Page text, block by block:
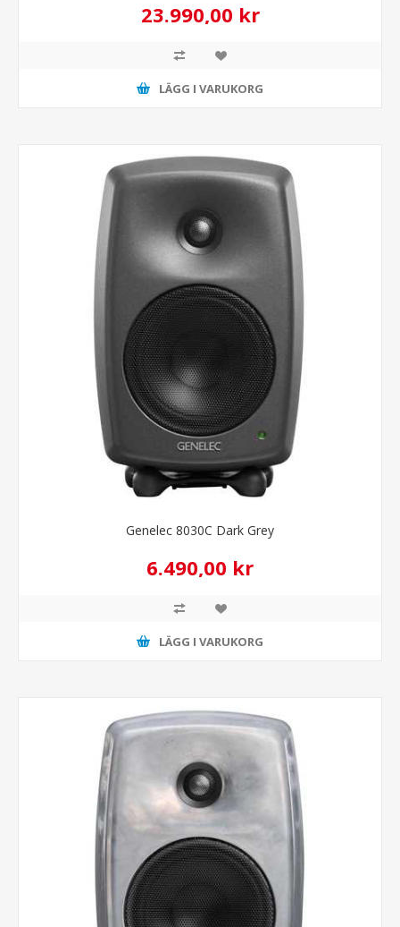
23.990,00 kr
LÄGG I VARUKORG
Genelec 8030C Dark Grey
6.490,00 kr
LÄGG I VARUKORG